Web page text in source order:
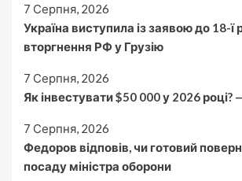
7 Серпня, 2026
Україна виступила із заявою до 18-ї
вторгнення РФ у Грузію
7 Серпня, 2026
Як інвестувати $50 000 у 2026 році?
7 Серпня, 2026
Федоров відповів, чи готовий
посаду міністра оборони